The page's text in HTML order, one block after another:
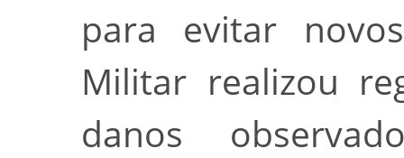
para evitar
Militar realizou
danos